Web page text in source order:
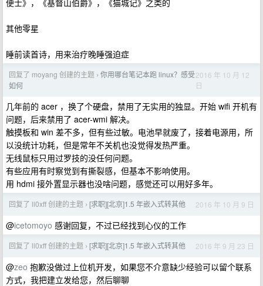
便士》，《基督山伯爵》，《猫城记》之类的
其他零星
睡前读首诗，用来治疗晚睡强迫症
回复了 moyang 创建的主题 › 你用哪台笔记本跑 linux？感受
如何
2016 年 10 月 12
日
几年前的 acer ，换了个硬盘，禁用了无实用的独显。开始 wifi 开机有
问题，后来禁用了 acer-wmi 解决。
触摸板和 win 差不多，但有些过敏。电池早就废了，接着电源用，所
以没统计功耗，但是常年不关机也没觉得发热严重。
无线鼠标只用过罗技的没任何问题。
有些应用有时察觉到有撕裂感，但基本不影响使用。
用 hdmi 接外置显示器也没啥问题，感觉还可以用好多年。
回复了 ll0xff 创建的主题 › [求职][北京]1.5 年嵌入式转其他 2016 年 10 月 9 日
@icetomoyo 感谢回复，不过已经找到心仪的工作
回复了 ll0xff 创建的主题 › [求职][北京]1.5 年嵌入式转其他 2016 年 9 月 23 日
@zeo 抱歉没做过上位机开发，如果您不介意缺少经验可以留个联系
方式，我把建立发给您，然后聊聊